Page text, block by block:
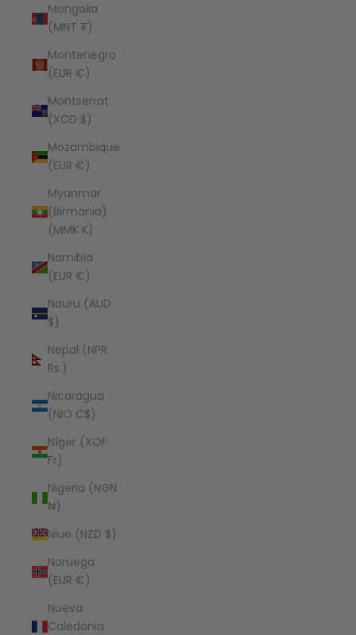
Mongolia
(MNT ₮)
Montenegro
(EUR €)
Montserrat
(XCD $)
Mozambique
(EUR €)
Myanmar
(Birmania)
(MMK K)
Namibia
(EUR €)
Nauru (AUD
$)
Nepal (NPR
Rs.)
Nicaragua
(NIO C$)
Níger (XOF
Fr)
Nigeria (NGN
₦)
Niue (NZD $)
Noruega
(EUR €)
Nueva
Caledonia